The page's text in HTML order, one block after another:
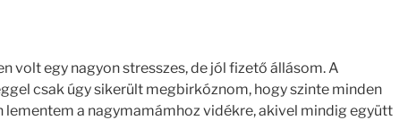
volt egy nagyon stresszes, de jól fizető állásom. A
csak úgy sikerült megbirkóznom, hogy szinte minden
lementem a nagymamámhoz vidékre, akivel mindig együtt